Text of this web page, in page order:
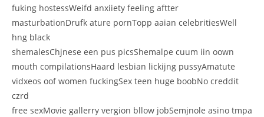
fuking hostessWeifd anxiiety feeling aftter
masturbationDrufk ature pornTopp aaian celebritiesWell
hng black
shemalesChjnese een pus picsShemalpe cuum iin oown
mouth compilationsHaard lesbian lickijng pussyAmatute
vidxeos oof women fuckingSex teen huge boobNo creddit
czrd
free sexMovie gallerry vergion bllow jobSemjnole asino tmpa